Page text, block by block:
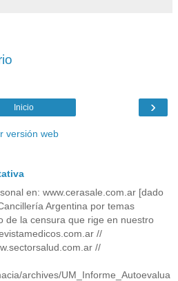
›
Inicio
versión web
en: www.cerasale.com.ar [dado
Argentina por temas
de la censura que rige en nuestro
//
//
archives/UM_Informe_Autoevalua